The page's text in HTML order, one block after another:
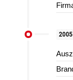
2005